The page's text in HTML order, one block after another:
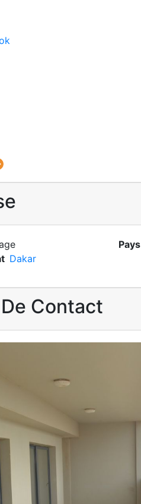
Pays
Dakar
Contact